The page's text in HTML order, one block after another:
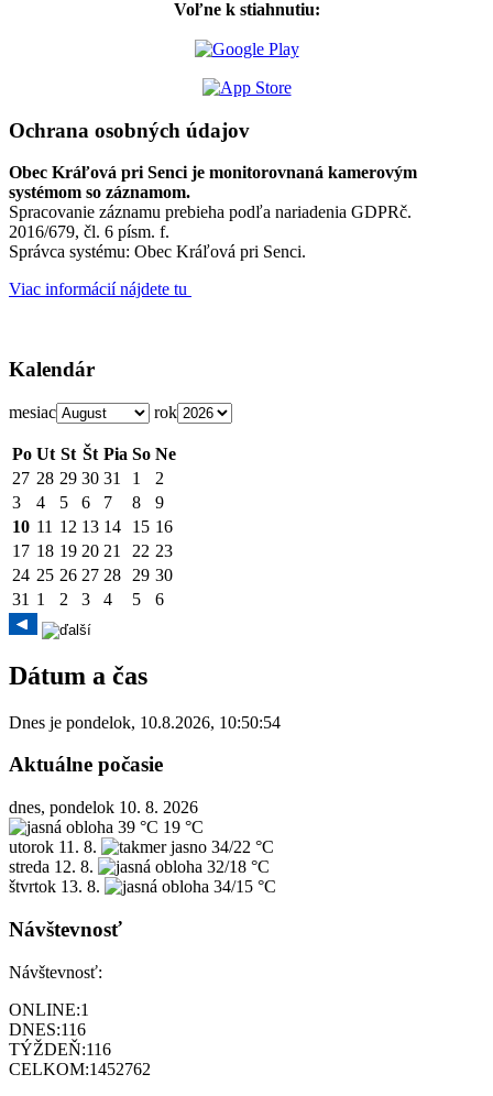
Voľne k stiahnutiu:
Ochrana osobných údajov
Obec Kráľová pri Senci je monitorovnaná kamerovým
systémom so záznamom.
Spracovanie záznamu prebieha podľa nariadenia GDPRč.
2016/679, čl. 6 písm. f.
Správca systému: Obec Kráľová pri Senci.
Viac informácií nájdete tu
Kalendár
mesiac rok
Po Ut St Št Pia So Ne
27 28 29 30 31 1
2
3
4 5 6 7 8
9
10 11 12 13 14 15 16
17 18 19 20 21 22 23
24 25 26 27 28 29 30
31 1 2 3 4 5 6
Dátum a čas
Dnes je pondelok, 10.8.2026, 10:50:54
Aktuálne počasie
dnes, pondelok 10. 8. 2026
39 °C 19 °C
utorok 11. 8.
34/22 °C
streda 12. 8.
32/18 °C
štvrtok 13. 8. 34/15 °C
Návštevnosť
Návštevnosť:
ONLINE:1
DNES:116
TÝŽDEŇ:116
CELKOM:1452762